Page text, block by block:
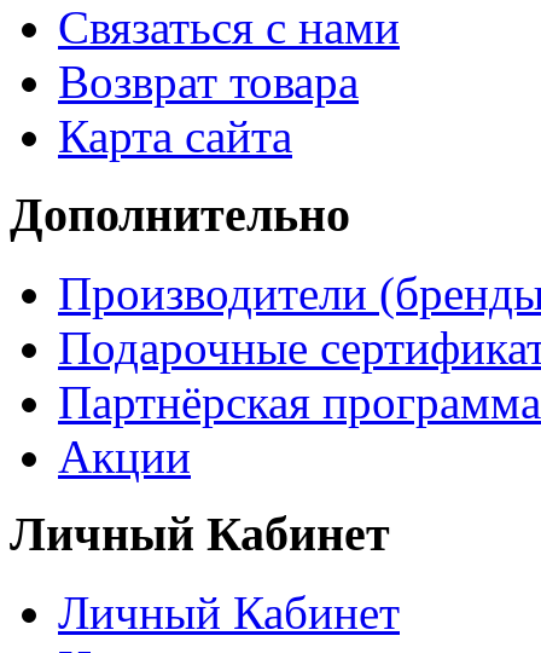
Связаться с нами
Возврат товара
Карта сайта
Дополнительно
Производители
Подарочные
Партнёрская программа
Акции
Личный Кабинет
Личный Кабинет